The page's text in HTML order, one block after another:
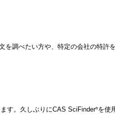
調べたい方や、特定の会社の特許
。久しぶりにCAS SciFinderⁿを